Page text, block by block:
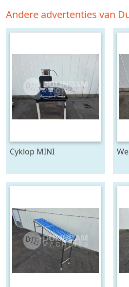
Andere advertenties van
Cyklop MINI